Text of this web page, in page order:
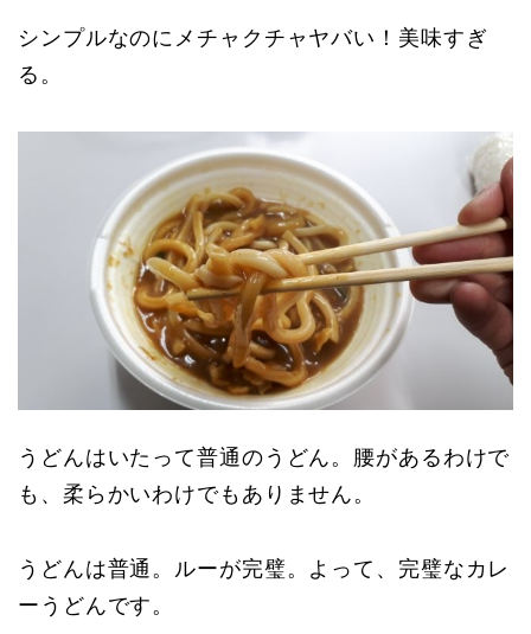
シンプルなのにメチャクチャヤバい！美味すぎ
る。
うどんはいたって普通のうどん。腰があるわけで
も、柔らかいわけでもありません。
うどんは普通。ルーが完璧。よって、完璧なカレ
ーうどんです。